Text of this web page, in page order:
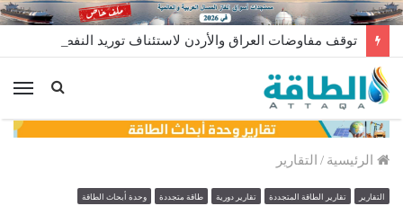
توقف مفاوضات العراق والأردن لاستئناف توريد النفط
الرئيسية / التقارير
التقارير تقارير الطاقة المتجددة تقارير دورية طاقة متجددة وحدة أبحاث الطاقة